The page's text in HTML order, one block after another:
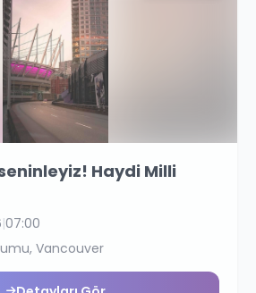
Haydi Milli
|07:00
, Vancouver